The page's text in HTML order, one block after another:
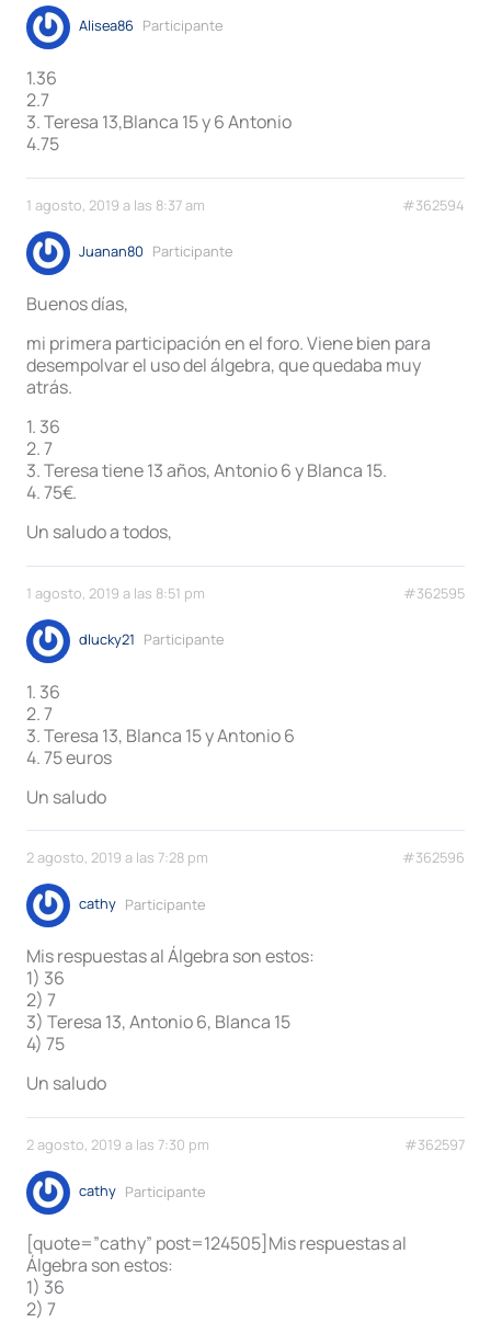
Alisea86 Participante
1.36
2.7
3. Teresa 13,Blanca 15 y 6 Antonio
4.75
1 agosto, 2019 a las 8:37 am #362594
Juanan80 Participante
Buenos días,
mi primera participación en el foro. Viene bien para
desempolvar el uso del álgebra, que quedaba muy
atrás.
1. 36
2. 7
3. Teresa tiene 13 años, Antonio 6 y Blanca 15.
4. 75€.
Un saludo a todos,
1 agosto, 2019 a las 8:51 pm #362595
dlucky21 Participante
1. 36
2. 7
3. Teresa 13, Blanca 15 y Antonio 6
4. 75 euros
Un saludo
2 agosto, 2019 a las 7:28 pm #362596
cathy Participante
Mis respuestas al Álgebra son estos:
1) 36
2) 7
3) Teresa 13, Antonio 6, Blanca 15
4) 75
Un saludo
2 agosto, 2019 a las 7:30 pm #362597
cathy Participante
[quote=”cathy” post=124505]Mis respuestas al
Álgebra son estos:
1) 36
2) 7